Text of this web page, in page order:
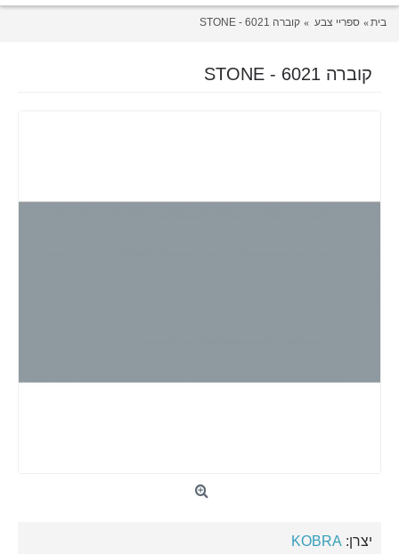
בית ספריי צבע קוברה 6021 - STONE
קוברה 6021 - STONE
יצרן: KOBRA